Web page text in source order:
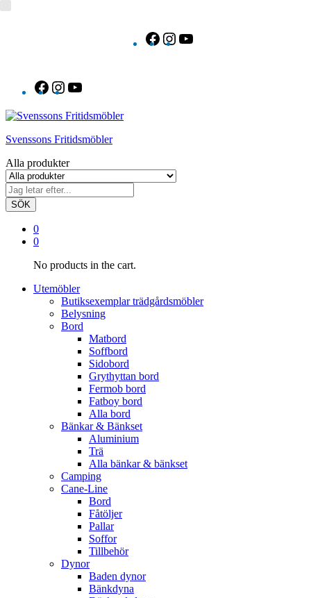
Facebook
Instagram
Facebook
Instagram
Svenssons Fritidsmöbler
Alla produkter
SÖK
0
0
No products in the cart.
Utemöbler
Butiksexemplar trädgårdsmöbler
Belysning
Bord
Matbord
Soffbord
Sidobord
Grythyttan bord
Fermob bord
Fatboy bord
Alla bord
Bänkar & Bänkset
Aluminium
Trä
Alla bänkar & bänkset
Camping
Cane-Line
Bord
Fåtöljer
Pallar
Soffor
Tillbehör
Dynor
Baden dynor
Bänkdyna